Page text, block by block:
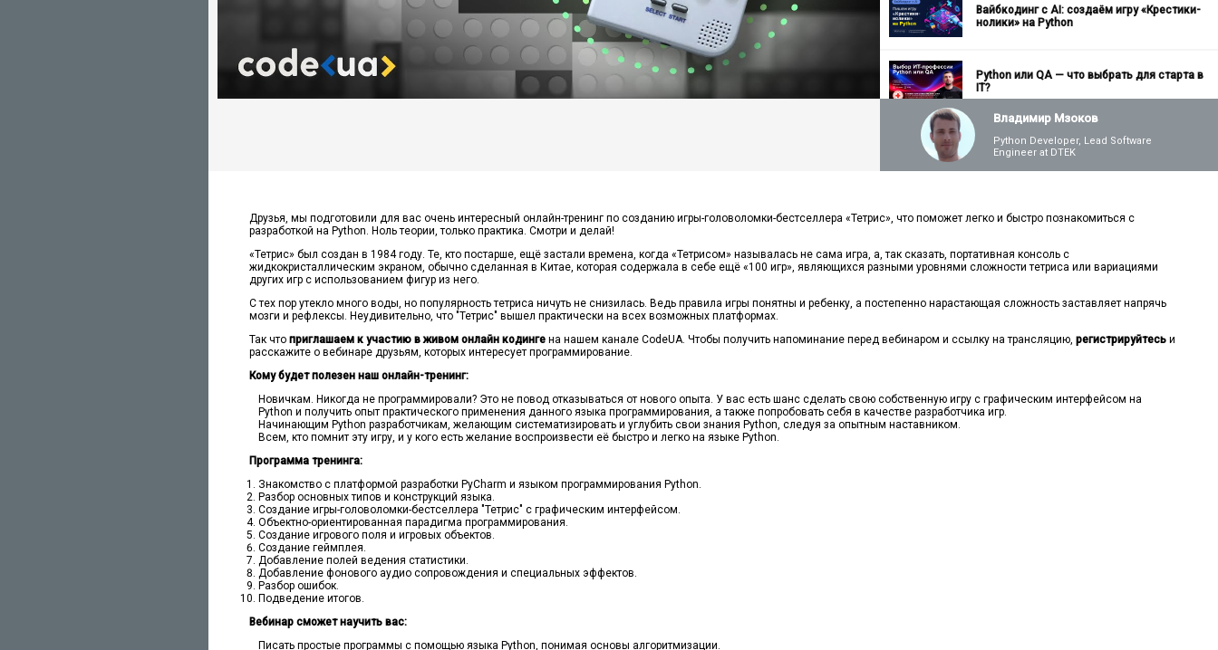
Вайбкодинг с AI: создаём игру «Крестики-
нолики» на Python
Python или QA — что выбрать для старта в
IT?
Как правильно работать с кодом без
хаоса: дебаггер, профайлер и PyCharm для
Как стать Python-разработчиком в 2025
году?
Создаем голосового ассистента на Python
Что пишут на Python и какие направления
Почему выбирают Python? Карта
специальности Python Developer
Владимир Мзоков
Python Developer, Lead Software
Engineer at DTEK
Друзья, мы подготовили для вас очень интересный онлайн-тренинг по созданию игры-головоломки-бестселлера «Тетрис», что поможет легко и быстро познакомиться с
разработкой на Python. Ноль теории, только практика. Смотри и делай!
«Тетрис» был создан в 1984 году. Те, кто постарше, ещё застали времена, когда «Тетрисом» называлась не сама игра, а, так сказать, портативная консоль с
жидкокристаллическим экраном, обычно сделанная в Китае, которая содержала в себе ещё «100 игр», являющихся разными уровнями сложности тетриса или вариациями
других игр с использованием фигур из него.
С тех пор утекло много воды, но популярность тетриса ничуть не снизилась. Ведь правила игры понятны и ребенку, а постепенно нарастающая сложность заставляет напрячь
мозги и рефлексы. Неудивительно, что "Тетрис" вышел практически на всех возможных платформах.
Так что приглашаем к участию в живом онлайн кодинге на нашем канале CodeUA. Чтобы получить напоминание перед вебинаром и ссылку на трансляцию, регистрируйтесь и
расскажите о вебинаре друзьям, которых интересует программирование.
Кому будет полезен наш онлайн-тренинг:
Новичкам. Никогда не программировали? Это не повод отказываться от нового опыта. У вас есть шанс сделать свою собственную игру с графическим интерфейсом на
Python и получить опыт практического применения данного языка программирования, а также попробовать себя в качестве разработчика игр.
Начинающим Python разработчикам, желающим систематизировать и углубить свои знания Python, следуя за опытным наставником.
Всем, кто помнит эту игру, и у кого есть желание воспроизвести её быстро и легко на языке Python.
Программа тренинга:
Знакомство с платформой разработки PyCharm и языком программирования Python.
Разбор основных типов и конструкций языка.
Создание игры-головоломки-бестселлера "Тетрис" с графическим интерфейсом.
Объектно-ориентированная парадигма программирования.
Создание игрового поля и игровых объектов.
Создание геймплея.
Добавление полей ведения статистики.
Добавление фонового аудио сопровождения и специальных эффектов.
Разбор ошибок.
Подведение итогов.
Вебинар сможет научить вас:
Писать простые программы с помощью языка Python, понимая основы алгоритмизации.